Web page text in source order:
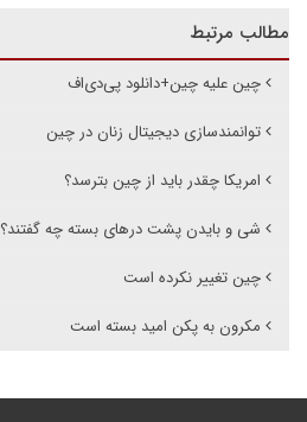
مطالب مرتبط
چین علیه چین+دانلود پی‌دی‌اف
توانمندسازی دیجیتال زنان در چین
امریکا چقدر باید از چین بترسد؟
شی و بایدن پشت درهای بسته چه گفتند؟
چین تغییر نکرده است
مکرون به پکن امید بسته است